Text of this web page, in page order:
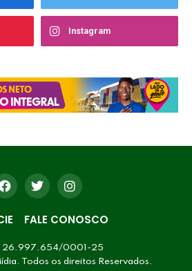
Instagram
FALE CONOSCO
26.997.654/0001-25
Todos os direitos Reservados.